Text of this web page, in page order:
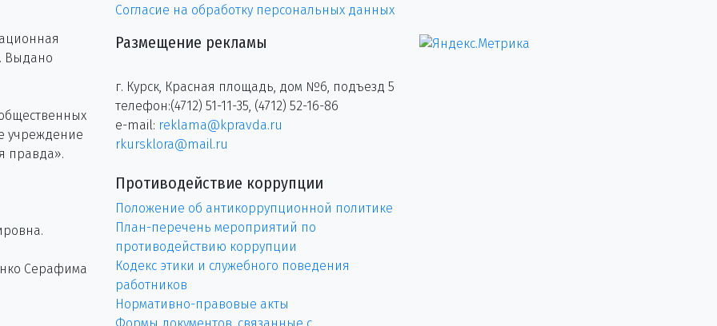
Выдано
учреждение
правда».
Серафима
Согласие на обработку персональных данных
Размещение рекламы
г. Курск, Красная площадь, дом №6, подъезд 5
телефон:(4712) 51-11-35, (4712) 52-16-86
e-mail: reklama@kpravda.ru
rkursklora@mail.ru
Противодействие коррупции
Положение об антикоррупционной политике
План-перечень мероприятий по
противодействию коррупции
Кодекс этики и служебного поведения
работников
Нормативно-правовые акты